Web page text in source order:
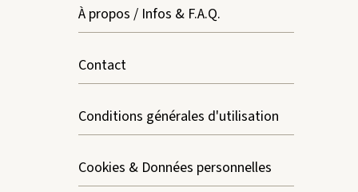
À propos / Infos & F.A.Q.
Contact
Conditions générales d'utilisation
Cookies & Données personnelles